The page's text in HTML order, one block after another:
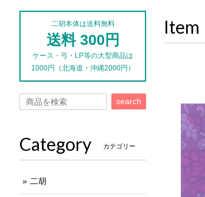
Item
二胡本体は送料無料
送料 300円
ケース・弓・LP等の大型商品は
1000円（北海道・沖縄2000円）
search
Category カテゴリー
二胡